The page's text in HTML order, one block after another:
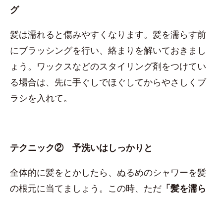
グ
髪は濡れると傷みやすくなります。髪を濡らす前
にブラッシングを行い、絡まりを解いておきまし
ょう。ワックスなどのスタイリング剤をつけてい
る場合は、先に手ぐしでほぐしてからやさしくブ
ラシを入れて。
テクニック② 予洗いはしっかりと
全体的に髪をとかしたら、ぬるめのシャワーを髪
の根元に当てましょう。この時、ただ 「髪を濡ら